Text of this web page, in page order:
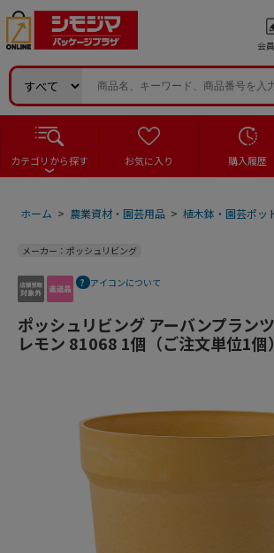
会
カテゴリから探す お気に入り 購入履歴
ホーム > 農業資材・園芸用品 > 植木鉢・園芸ポッ
メーカー：ポッシュリビング
アイコンについて
ポッシュリビング アーバンプラン
レモン 81068 1個（ご注文単位1個